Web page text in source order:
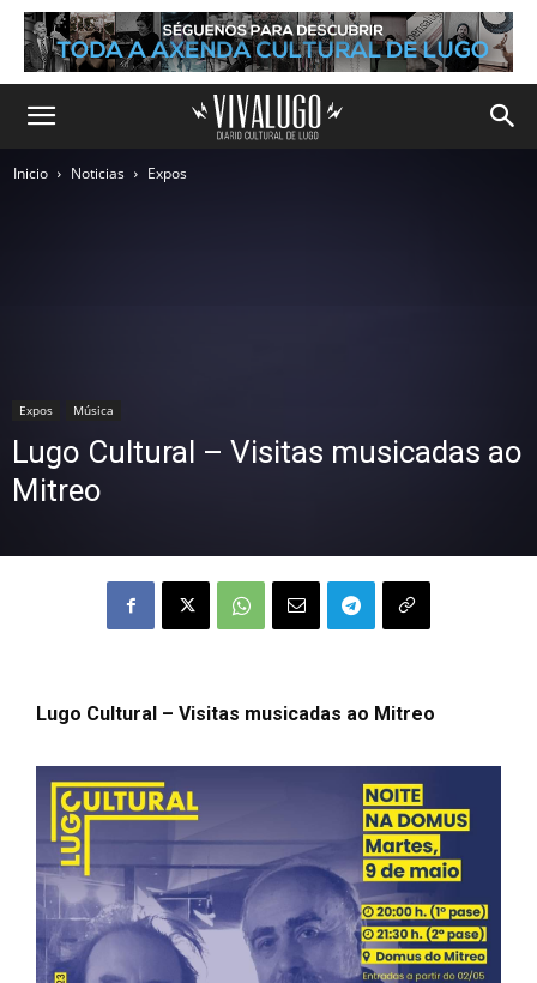
Inicio Noticias Expos
Expos Música
Lugo Cultural – Visitas musicadas ao
Mitreo
Lugo Cultural – Visitas musicadas ao Mitreo